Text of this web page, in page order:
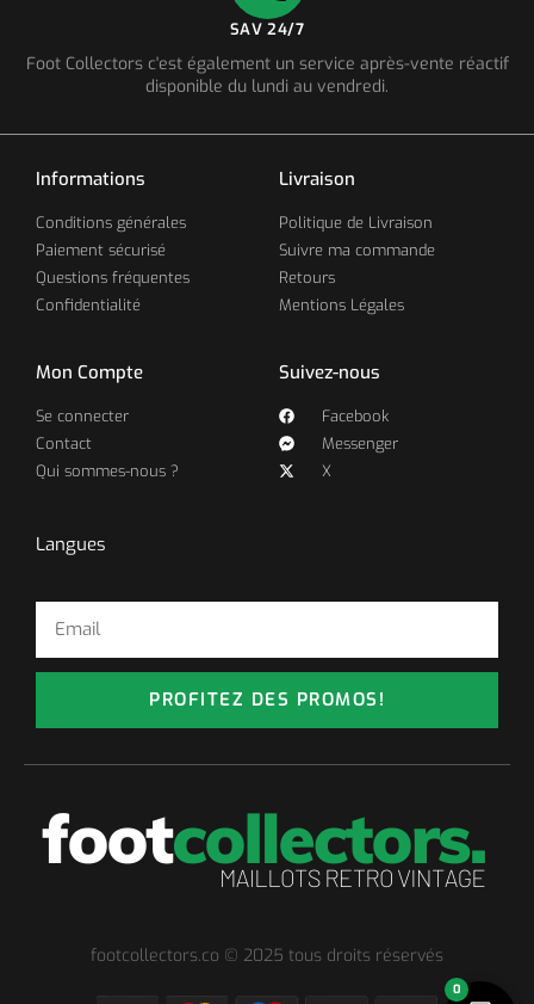
SAV 24/7
Foot Collectors c'est également un service après-vente réactif
disponible du lundi au vendredi.
Informations
Conditions générales
Paiement sécurisé
Questions fréquentes
Confidentialité
Livraison
Politique de Livraison
Suivre ma commande
Retours
Mentions Légales
Mon Compte
Se connecter
Contact
Qui sommes-nous ?
Suivez-nous
Facebook
Messenger
X
Langues
PROFITEZ DES PROMOS!
footcollectors.co © 2025 tous droits réservés
0